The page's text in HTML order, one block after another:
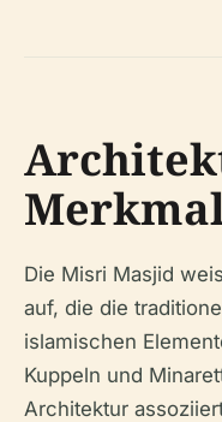
Die Misri Masjid
auf, die die
islamischen
Kuppeln und
Architektur